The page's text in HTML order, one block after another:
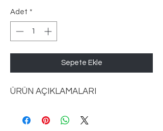
Adet *
Sepete Ekle
ÜRÜN AÇIKLAMALARI